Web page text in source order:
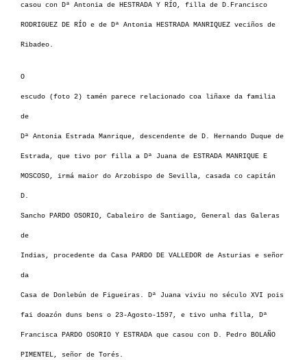
casou con Dª Antonia de HESTRADA Y RÍO, filla de D.Francisco
RODRIGUEZ DE RÍO e de Dª Antonia HESTRADA MANRIQUEZ veciños de
Ribadeo.
O
escudo (foto 2) tamén parece relacionado coa liñaxe da familia
de
Dª Antonia Estrada Manrique, descendente de D. Hernando Duque de
Estrada, que tivo por filla a Dª Juana de ESTRADA MANRIQUE E
MOSCOSO, irmá maior do Arzobispo de Sevilla, casada co capitán
D.
Sancho PARDO OSORIO, Cabaleiro de Santiago, General das Galeras
de
Indias, procedente da Casa PARDO DE VALLEDOR de Asturias e señor
da
Casa de Donlebún de Figueiras. Dª Juana viviu no século XVI pois
fai doazón duns bens o 23-Agosto-1597, e tivo unha filla, Dª
Francisca PARDO OSORIO Y ESTRADA que casou con D. Pedro BOLAÑO
PIMENTEL, señor de Torés.